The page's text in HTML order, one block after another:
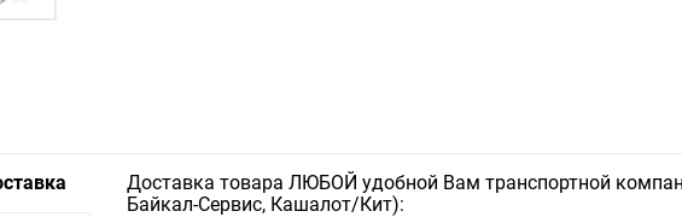
Доставка товара ЛЮБОЙ удобной Вам транспортной
Байкал-Сервис, Кашалот/Кит):